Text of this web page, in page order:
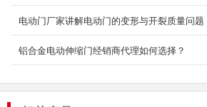
电动门厂家讲解电动门的变形与开裂质量问题
铝合金电动伸缩门经销商代理如何选择？
工地翼闸YZ-313
宽:≤550mm; 3.解锁时间:
2019-12-21